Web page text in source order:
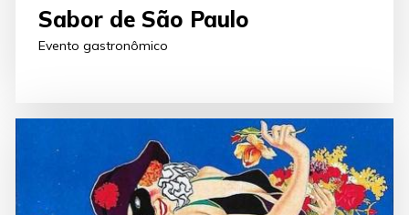
Sabor de São Paulo
Evento gastronômico